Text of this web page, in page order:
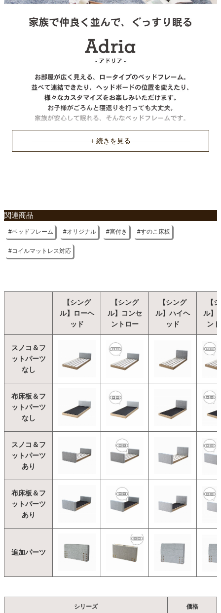
すのこ床板
注意事項
フットボードは固定。左右へ取り付け変更不可。
約100Kg
約102x62x18(2個)/201x16x12/99x96x7(cm)
厚さ15cm以上のマットレスもしくはスプリングの入ったマット
レスをご使用ください
関連商品
ベッドフレーム オリジナル 宮付き すのこ床板
コイルマットレス対応
【シング
ル】ローヘ
ッド
【シング
ル】コンセ
ントロー
【シング
ル】ハイヘ
ッド
【
ル】
ン
スノコ＆フ
ットパーツ
なし
布床板＆フ
ットパーツ
なし
スノコ＆フ
ットパーツ
あり
布床板＆フ
ットパーツ
あり
追加パーツ
シリーズ 価格